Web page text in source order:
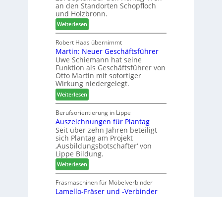
u
s
e
m
h
ö
n
e
r
s
t
a
u
r
a
u
m
-
S
o
r
t
i
m
e
n
t
an den Standorten Schopfloch
und Holzbronn.
Weiterlesen:
H
o
m
a
g
l
ä
d
t
z
u
m
T
r
e
f
f
e
i
Robert Haas übernimmt
Martin: Neuer Geschäftsführer
Uwe Schiemann hat seine
Funktion als Geschäftsführer von
Otto Martin mit sofortiger
Wirkung niedergelegt.
Weiterlesen:
M
a
r
t
i
n
:
N
e
u
e
Berufsorientierung in Lippe
Auszeichnungen für Plantag
Seit über zehn Jahren beteiligt
sich Plantag am Projekt
‚Ausbildungsbotschafter‘ von
Lippe Bildung.
Weiterlesen:
A
u
s
Fräsmaschinen für Möbelverbinder
Lamello-Fräser und -Verbinder